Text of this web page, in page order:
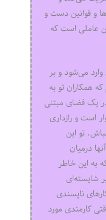
و قوانین دست و
عاملی است که
می‌شود و بر
همکاران تو به
در یک فضای مبتنی
است و رازداری
تو این
درمیان
به این خاطر
شایسته‌ای
ناپسندی
کارمندی مورد